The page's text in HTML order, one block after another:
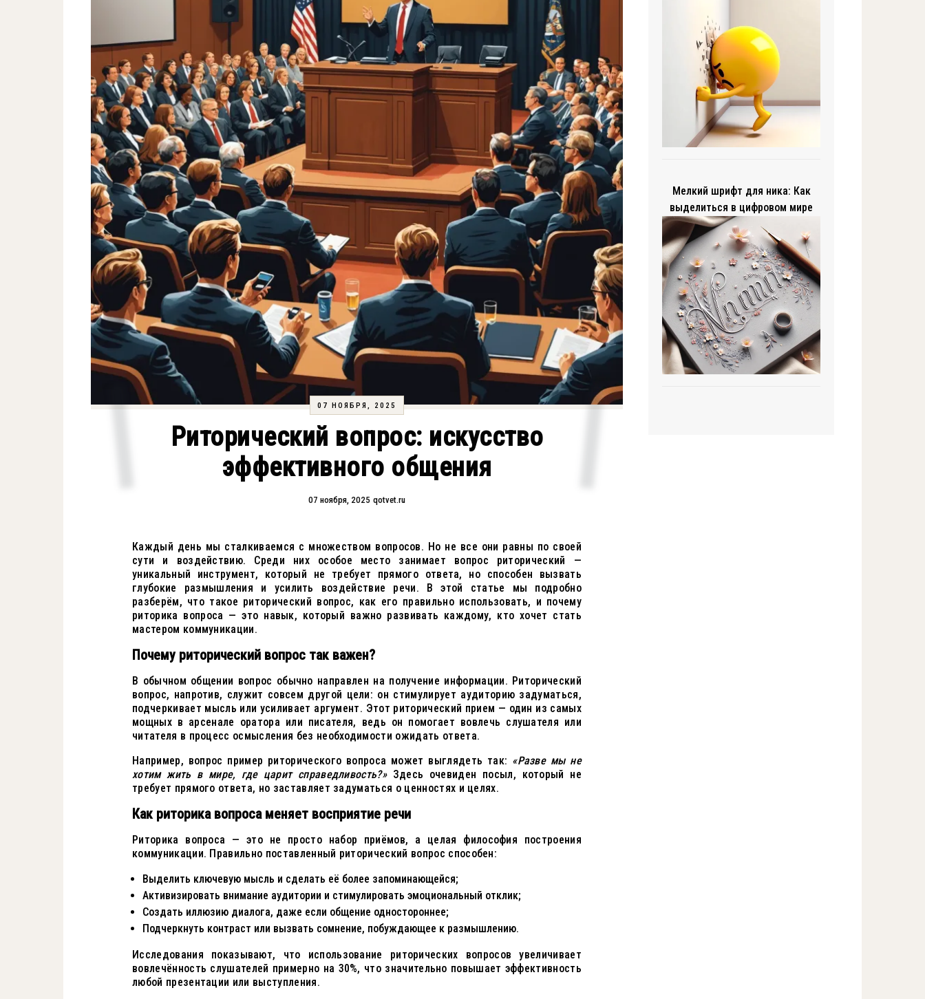
07 НОЯБРЯ, 2025
Риторический вопрос: искусство
эффективного общения
07 ноября, 2025 qotvet.ru
Каждый день мы сталкиваемся с множеством вопросов. Но не все они равны по своей
сути и воздействию. Среди них особое место занимает вопрос риторический —
уникальный инструмент, который не требует прямого ответа, но способен вызвать
глубокие размышления и усилить воздействие речи. В этой статье мы подробно
разберём, что такое риторический вопрос, как его правильно использовать, и почему
риторика вопроса — это навык, который важно развивать каждому, кто хочет стать
мастером коммуникации.
Почему риторический вопрос так важен?
В обычном общении вопрос обычно направлен на получение информации. Риторический
вопрос, напротив, служит совсем другой цели: он стимулирует аудиторию задуматься,
подчеркивает мысль или усиливает аргумент. Этот риторический прием — один из самых
мощных в арсенале оратора или писателя, ведь он помогает вовлечь слушателя или
читателя в процесс осмысления без необходимости ожидать ответа.
Например, вопрос пример риторического вопроса может выглядеть так: «Разве мы не
хотим жить в мире, где царит справедливость?»Здесь очевиден посыл, который не
требует прямого ответа, но заставляет задуматься о ценностях и целях.
Как риторика вопроса меняет восприятие речи
Риторика вопроса — это не просто набор приёмов, а целая философия построения
коммуникации. Правильно поставленный риторический вопрос способен:
Выделить ключевую мысль и сделать её более запоминающейся;
Активизировать внимание аудитории и стимулировать эмоциональный отклик;
Создать иллюзию диалога, даже если общение одностороннее;
Подчеркнуть контраст или вызвать сомнение, побуждающее к размышлению.
Исследования показывают, что использование риторических вопросов увеличивает
вовлечённость слушателей примерно на 30%, что значительно повышает эффективность
любой презентации или выступления.
Мелкий шрифт для ника: Как
выделиться в цифровом мире